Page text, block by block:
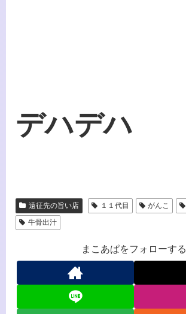
デハデハ
遠征先の旨い店 １１代目 がんこ
牛骨出汁
まこあぱをフォローする